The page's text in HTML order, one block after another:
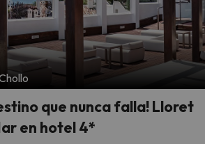
que nunca falla! Lloret
en hotel 4*